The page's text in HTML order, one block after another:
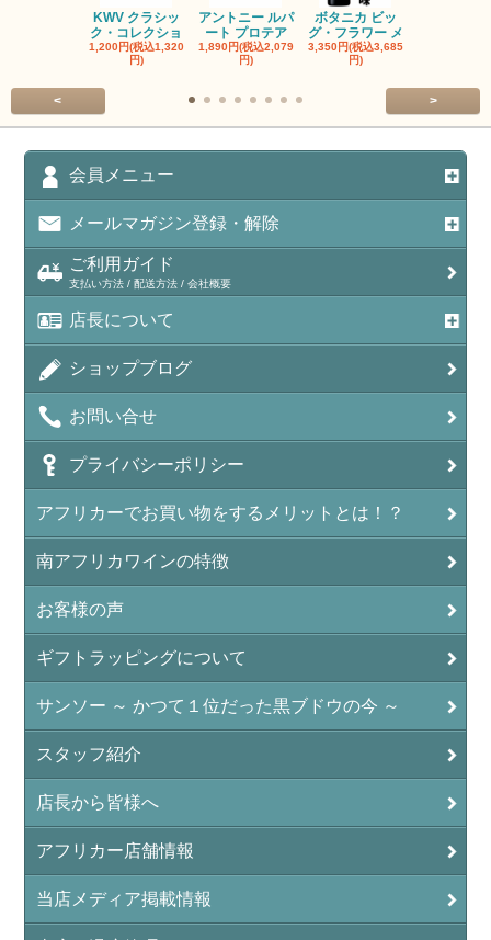
KWV クラシッ
ク・コレクショ
1,200円(税込1,320
円)
アントニー ルパ
ート プロテア
1,890円(税込2,079
円)
ボタニカ ビッ
グ・フラワー メ
3,350円(税込3,685
円)
< >
会員メニュー
メールマガジン登録・解除
ご利用ガイド
支払い方法 / 配送方法 / 会社概要
店長について
ショップブログ
お問い合せ
プライバシーポリシー
アフリカーでお買い物をするメリットとは！？
南アフリカワインの特徴
お客様の声
ギフトラッピングについて
サンソー ～ かつて１位だった黒ブドウの今 ～
スタッフ紹介
店長から皆様へ
アフリカー店舗情報
当店メディア掲載情報